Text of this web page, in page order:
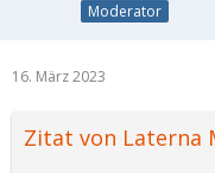
Moderator
16. März 2023
Zitat von Laterna